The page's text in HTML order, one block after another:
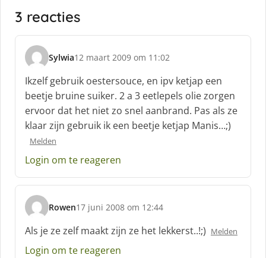
3 reacties
Sylwia
s
c
h
r
e
e
12 maart 2009 om 11:02
Ikzelf gebruik oestersouce, en ipv ketjap een
beetje bruine suiker. 2 a 3 eetlepels olie zorgen
ervoor dat het niet zo snel aanbrand. Pas als ze
klaar zijn gebruik ik een beetje ketjap Manis…;)
Melden
Login om te reageren
Rowen
s
c
h
r
17 juni 2008 om 12:44
Als je ze zelf maakt zijn ze het lekkerst..!;) Melden
Login om te reageren